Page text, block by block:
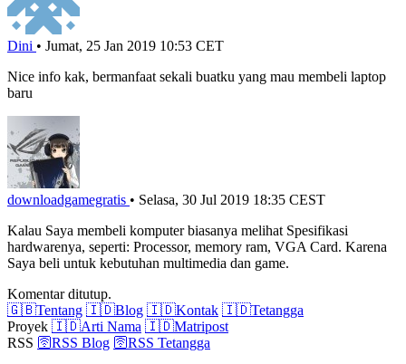
Dini • Jumat, 25 Jan 2019 10:53 CET
Nice info kak, bermanfaat sekali buatku yang mau membeli laptop
baru
downloadgamegratis • Selasa, 30 Jul 2019 18:35 CEST
Kalau Saya membeli komputer biasanya melihat Spesifikasi
hardwarenya, seperti: Processor, memory ram, VGA Card. Karena
Saya beli untuk kebutuhan multimedia dan game.
Komentar ditutup.
🇬🇧Tentang 🇮🇩Blog 🇮🇩Kontak 🇮🇩Tetangga
Proyek 🇮🇩Arti Nama 🇮🇩Matripost
RSS 🛜RSS Blog 🛜RSS Tetangga